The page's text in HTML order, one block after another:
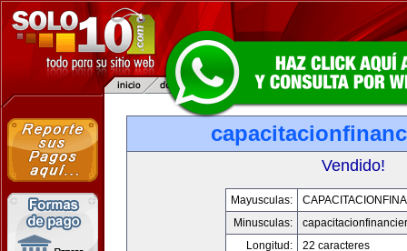
Vendido!
Mayusculas:
Minusculas:
Longitud:
22 caracteres